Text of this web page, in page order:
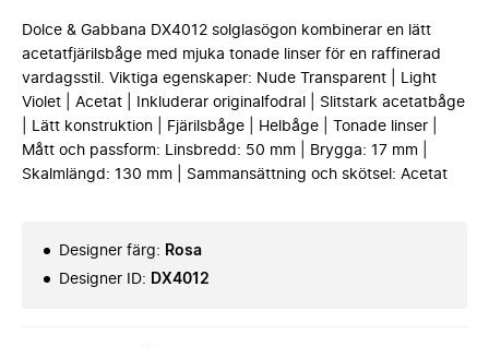
Dolce & Gabbana DX4012 solglasögon kombinerar en lätt
acetatfjärilsbåge med mjuka tonade linser för en raffinerad
vardagsstil. Viktiga egenskaper: Nude Transparent | Light
Violet | Acetat | Inkluderar originalfodral | Slitstark acetatbåge
| Lätt konstruktion | Fjärilsbåge | Helbåge | Tonade linser |
Mått och passform: Linsbredd: 50 mm | Brygga: 17 mm |
Skalmlängd: 130 mm | Sammansättning och skötsel: Acetat
Designer färg: Rosa
Designer ID: DX4012